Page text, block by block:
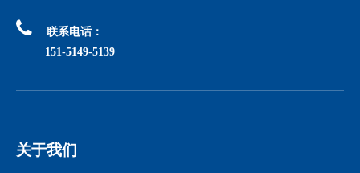

联系电话：
151-5149-5139
关于我们